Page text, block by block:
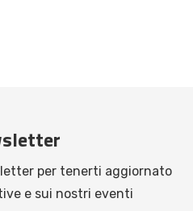
per tenerti aggiornato
e sui nostri eventi